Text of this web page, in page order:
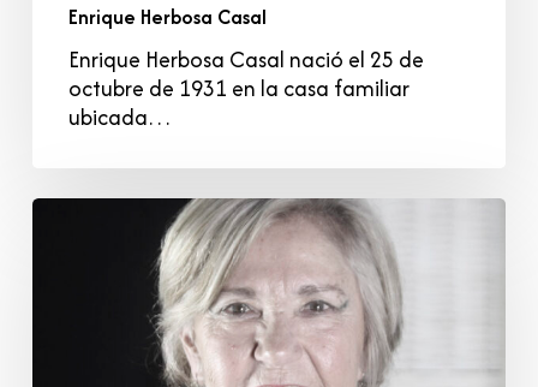
Enrique Herbosa Casal
Enrique Herbosa Casal nació el 25 de
octubre de 1931 en la casa familiar
ubicada…
Isabel